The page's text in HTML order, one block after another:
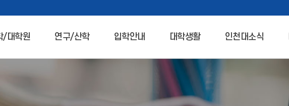
/대학원 연구/산학 입학안내 대학생활 인천대소식